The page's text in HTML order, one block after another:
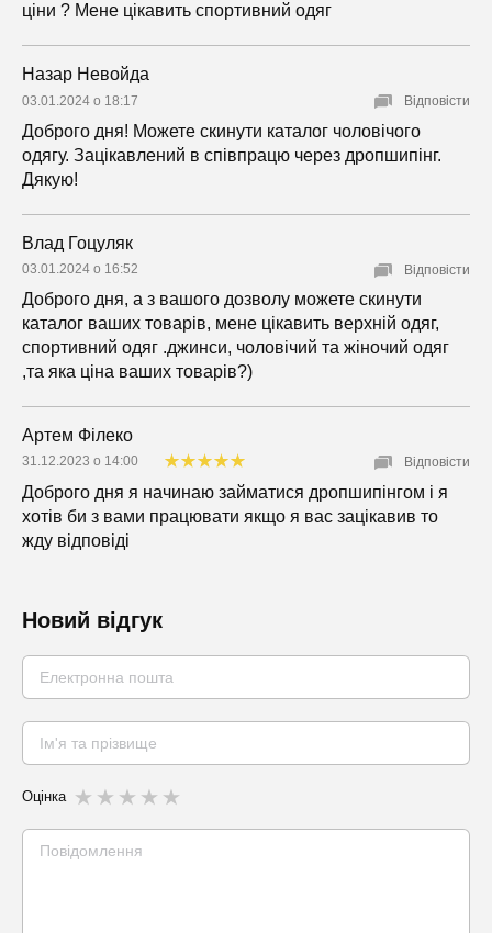
ціни ? Мене цікавить спортивний одяг
Назар Невойда
03.01.2024 о 18:17
Доброго дня! Можете скинути каталог чоловічого
одягу. Зацікавлений в співпрацю через дропшипінг.
Дякую!
Відповісти
Влад Гоцуляк
03.01.2024 о 16:52
Доброго дня, а з вашого дозволу можете скинути
каталог ваших товарів, мене цікавить верхній одяг,
спортивний одяг .джинси, чоловічий та жіночий одяг
,та яка ціна ваших товарів?)
Відповісти
Артем Філеко
31.12.2023 о 14:00
Доброго дня я начинаю займатися дропшипінгом і я
хотів би з вами працювати якщо я вас зацікавив то
жду відповіді
Відповісти
Новий відгук
Оцінка